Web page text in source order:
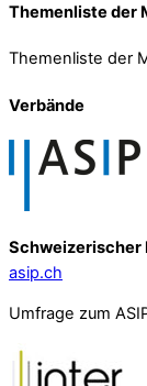
Themenliste der
Themenliste der
Verbände
Schweizerischer
asip.ch
Umfrage zum